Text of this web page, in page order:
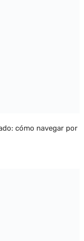
cómo navegar por